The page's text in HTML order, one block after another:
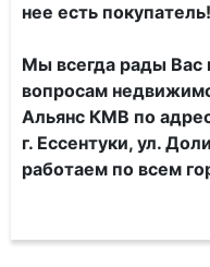
нее есть покупатель!
Мы всегда рады Вас
вопросам
Альянс КМВ по
г. Ессентуки, ул.
работаем по всем